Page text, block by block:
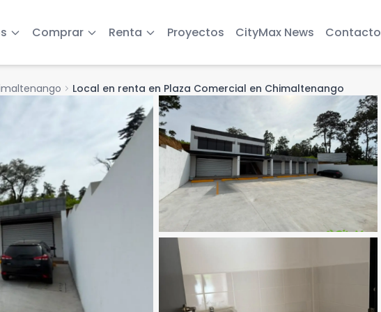
Comprar Renta Proyectos CityMax News Contacto
chevron_right Local en renta en Plaza Comercial en Chimaltenango